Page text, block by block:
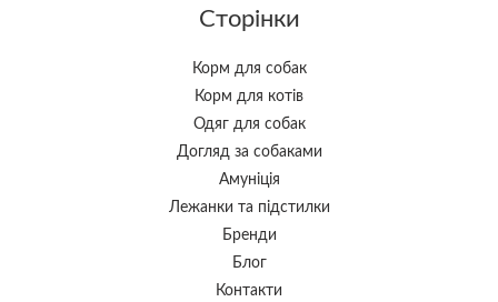
Сторінки
Корм для собак
Корм для котів
Одяг для собак
Догляд за собаками
Амуніція
Лежанки та підстилки
Бренди
Блог
Контакти